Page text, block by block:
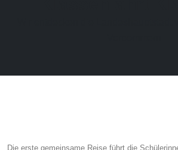
Die erste gemeinsame Reise führt die